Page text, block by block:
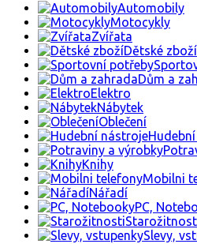
Automobily
Motocykly
Zvířata
Dětské zboží
Dům a
Elektro
Nábytek
Oblečení
Knihy
Mobilni
Nářadí
PC,
Slevy,